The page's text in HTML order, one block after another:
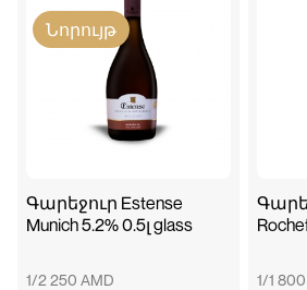
Նորույթ
Գարեջուր Estense
Munich 5.2% 0.5լ glass
1/2 250 AMD 1/1